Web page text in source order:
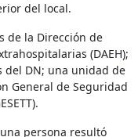
del local.
de la Dirección de
(DAEH);
del DN; una unidad de
General de Seguridad
persona resultó